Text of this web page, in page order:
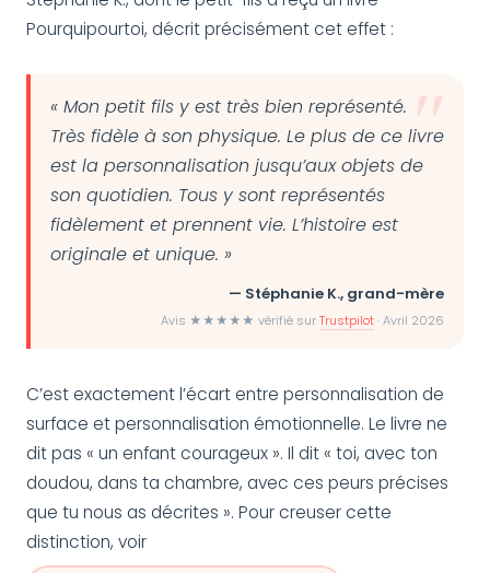
Pourquipourtoi, décrit précisément cet effet :
« Mon petit fils y est très bien représenté.
Très fidèle à son physique. Le plus de ce livre
est la personnalisation jusqu’aux objets de
son quotidien. Tous y sont représentés
fidèlement et prennent vie. L’histoire est
originale et unique. »
— Stéphanie K., grand-mère
Avis ★★★★★ vérifié surTrustpilot· Avril 2026
C’est exactement l’écart entre personnalisation de
surface et personnalisation émotionnelle. Le livre ne
dit pas « un enfant courageux ». Il dit « toi, avec ton
doudou, dans ta chambre, avec ces peurs précises
que tu nous as décrites ». Pour creuser cette
distinction, voir